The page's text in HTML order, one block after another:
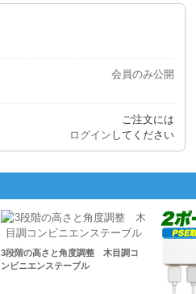
会員のみ公開
ご注文には
ログイン してください
3段階の高さと角度調整 木目調コ
ンビニエンステーブル